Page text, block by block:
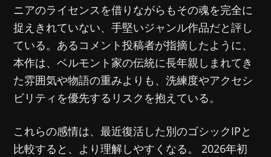
ニアのライセンスを借りながらもその魂を完全に
捉えきれていない、手堅いジャンル作品だと評し
ている。あるコメント投稿者が指摘したように、
本作は、ベルモント家の伝統に長年親しまれてき
た雰囲気や物語の重みよりも、洗練度やアクセシ
ビリティを優先するリスクを抱えている。
これらの感情は、最近復活した別のゴシックIPと
比較すると、より理解しやすくなる。 2026年初